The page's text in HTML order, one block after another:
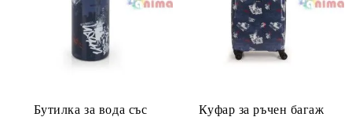
Бутилка за вода със
Куфар за ръчен багаж